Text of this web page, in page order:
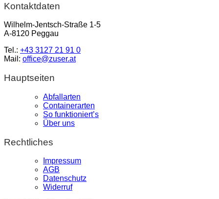
Kontaktdaten
Wilhelm-Jentsch-Straße 1-5
A-8120 Peggau
Tel.: +43 3127 21 91 0
Mail: office@zuser.at
Hauptseiten
Abfallarten
Containerarten
So funktioniert’s
Über uns
Rechtliches
Impressum
AGB
Datenschutz
Widerruf